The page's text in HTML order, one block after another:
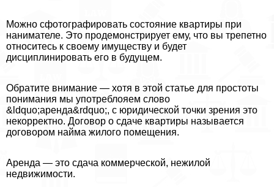
Можно сфотографировать состояние квартиры при
нанимателе. Это продемонстрирует ему, что вы трепетно
относитесь к своему имуществу и будет
дисциплинировать его в будущем.
Обратите внимание — хотя в этой статье для простоты
понимания мы употрeблояем слово
&ldquo;аренда&rdquo;, с юридической точки зрения это
некорректно. Договор о сдаче квартиры называется
договором найма жилого помещения.
Аренда — это сдача коммерческой, нежилой
недвижимости.